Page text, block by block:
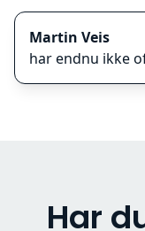
Martin Veis
har endnu ikke
Har